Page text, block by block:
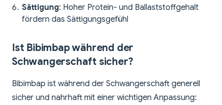
Sättigung: Hoher Protein- und Ballaststoffgehalt
fördern das Sättigungsgefühl
Ist Bibimbap während der
Schwangerschaft sicher?
Bibimbap ist während der Schwangerschaft generell
sicher und nahrhaft mit einer wichtigen Anpassung: